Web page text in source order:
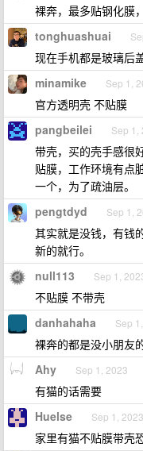
裸奔，最多贴钢化膜
tonghuashuai
现在手机都是玻璃后
minamike Sep 1,
官方透明壳 不贴膜
pangbeilei Sep 1,
带壳，买的壳手感很
贴膜，工作环境有点
一个，为了疏油层。
pengtdyd Sep 1,
其实就是没钱，有钱
新的就行。
null113 Sep 1,
不贴膜 不带壳
danhahaha Sep
裸奔的都是没小朋友
Ahy Sep 1, 2023
有猫的话需要
Huelse Sep 1, 2023
家里有猫不贴膜带壳